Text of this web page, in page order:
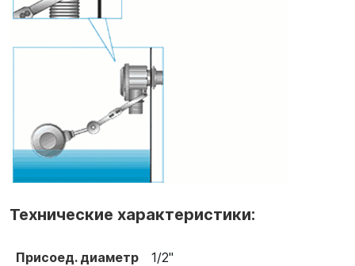
Технические характеристики:
Присоед. диаметр 1/2"